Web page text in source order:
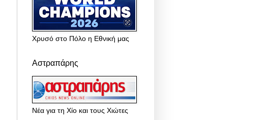
Χρυσό στο Πόλο η Εθνική μας
Αστραπάρης
Νέα για τη Χίο και τους Χιώτες